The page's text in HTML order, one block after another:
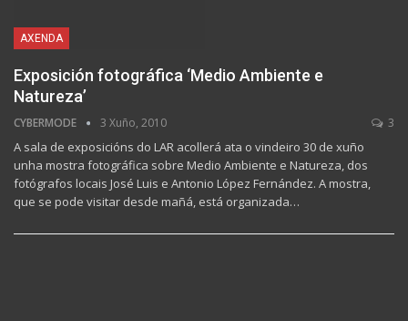
AXENDA
Exposición fotográfica ‘Medio Ambiente e
Natureza’
CYBERMODE 3 Xuño, 2010 3
A sala de exposicións do LAR acollerá ata o vindeiro 30 de xuño
unha mostra fotográfica sobre Medio Ambiente e Natureza, dos
fotógrafos locais José Luis e Antonio López Fernández. A mostra,
que se pode visitar desde mañá, está organizada…